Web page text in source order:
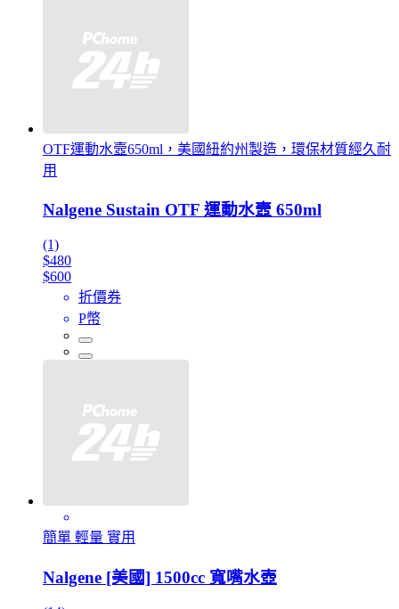
OTF運動水壼650ml，美國紐約州製造，環保材質經久耐
用
Nalgene Sustain OTF 運動水壼 650ml
(1)
$480
$600
折價券
P幣
簡單 輕量 實用
Nalgene [美國] 1500cc 寬嘴水壺